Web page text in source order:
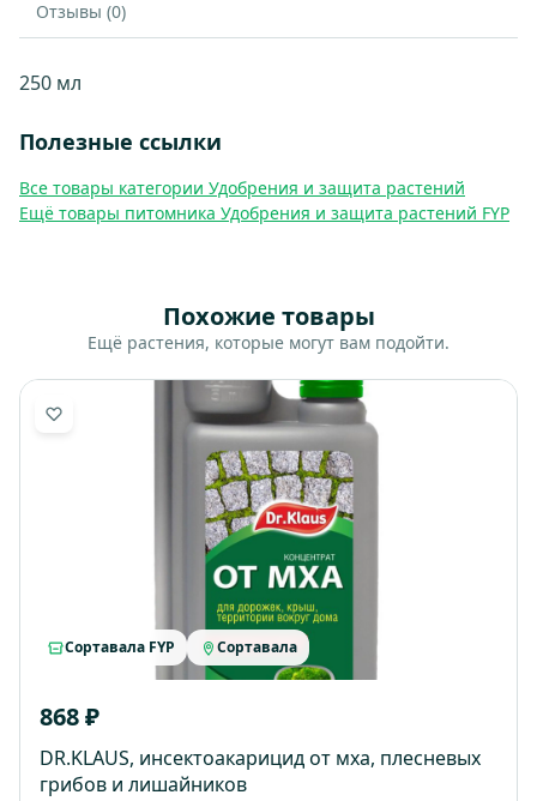
Отзывы (0)
250 мл
Полезные ссылки
Все товары категории Удобрения и защита растений
Ещё товары питомника Удобрения и защита растений FYP
Похожие товары
Ещё растения, которые могут вам подойти.
Сортавала FYP Сортавала
868 ₽
DR.KLAUS, инсектоакарицид от мха, плесневых
грибов и лишайников